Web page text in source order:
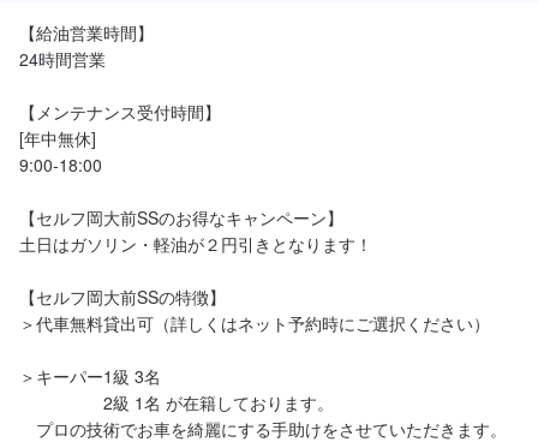
【給油営業時間】
24時間営業
【メンテナンス受付時間】
[年中無休]
9:00-18:00
【セルフ岡大前SSのお得なキャンペーン】
土日はガソリン・軽油が２円引きとなります！
【セルフ岡大前SSの特徴】
＞代車無料貸出可（詳しくはネット予約時にご選択ください）
＞キーパー1級 3名
2級 1名 が在籍しております。
プロの技術でお車を綺麗にする手助けをさせていただきます。